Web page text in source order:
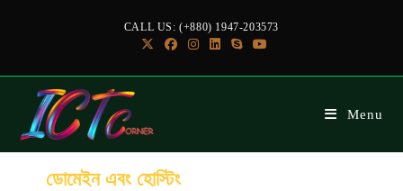
CALL US: (+880) 1947-203573
Menu
ডোমেইন এবং হোস্টিং